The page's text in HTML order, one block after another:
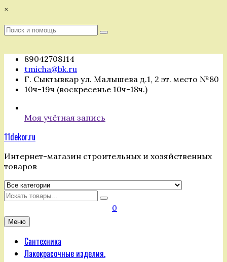
Перейти
содержимому
×
Поиск
Поиск
89042708114
tmicha@bk.ru
Г. Сыктывкар ул. Малышева д.1, 2 эт. место №80
10ч-19ч (воскресенье 10ч-18ч.)
Моя учётная запись
11dekor.ru
Интернет-магазин строительных и хозяйственных
товаров
Искать
0
Меню
Сантехника
Лакокрасочные изделия.